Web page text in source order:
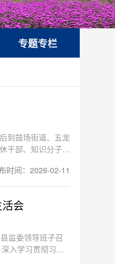
专题专栏
到鼓场街道、五龙
干部、知识分子代
时间：2026-02-11
会
监委领导班子召
入学习贯彻习近